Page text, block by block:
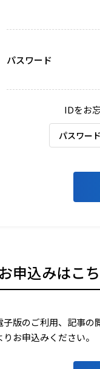
パスワード
IDをお
パスワー
申込みはこ
子版のご利用、記事の
お申込みください。